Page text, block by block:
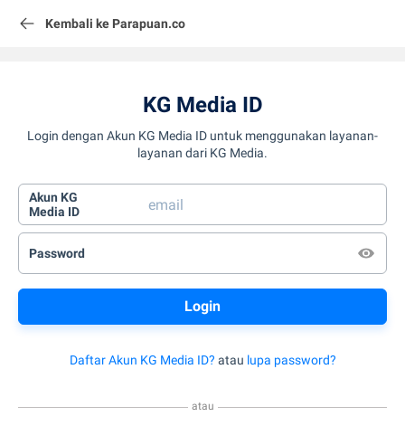
Kembali ke Parapuan.co
KG Media ID
Login dengan Akun KG Media ID untuk menggunakan layanan-
layanan dari KG Media.
Akun KG
Media ID
Password
Daftar Akun KG Media ID? atau lupa password?
atau